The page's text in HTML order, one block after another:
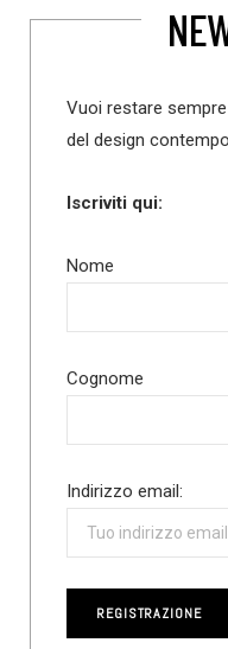
Vuoi restare
del design
Iscriviti qui:
Nome
Cognome
Indirizzo email: